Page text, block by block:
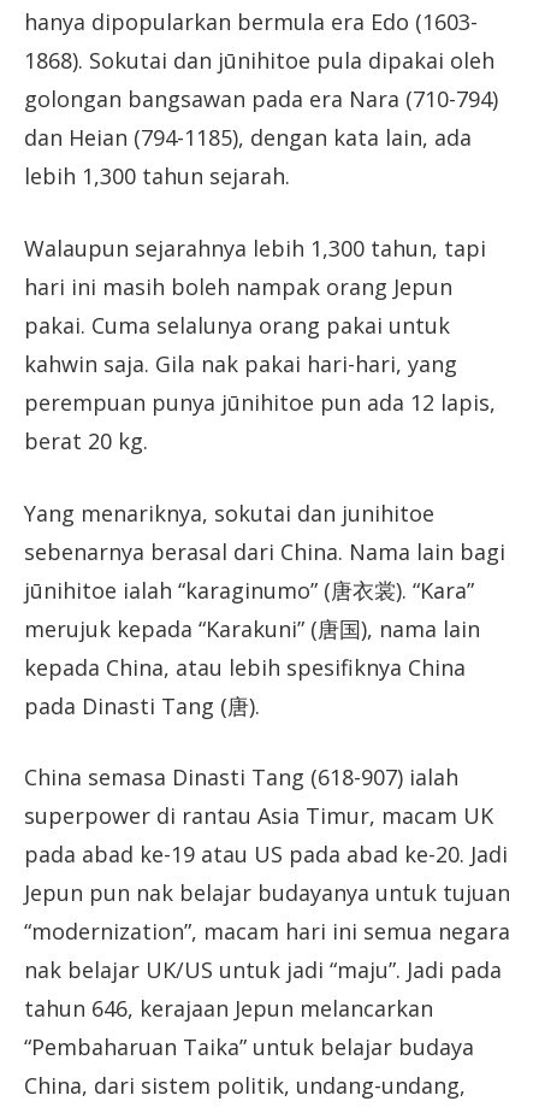
hanya dipopularkan bermula era Edo (1603-
1868). Sokutai dan jūnihitoe pula dipakai oleh
golongan bangsawan pada era Nara (710-794)
dan Heian (794-1185), dengan kata lain, ada
lebih 1,300 tahun sejarah.
Walaupun sejarahnya lebih 1,300 tahun, tapi
hari ini masih boleh nampak orang Jepun
pakai. Cuma selalunya orang pakai untuk
kahwin saja. Gila nak pakai hari-hari, yang
perempuan punya jūnihitoe pun ada 12 lapis,
berat 20 kg.
Yang menariknya, sokutai dan junihitoe
sebenarnya berasal dari China. Nama lain bagi
jūnihitoe ialah “karaginumo” (唐衣裳). “Kara”
merujuk kepada “Karakuni” (唐国), nama lain
kepada China, atau lebih spesifiknya China
pada Dinasti Tang (唐).
China semasa Dinasti Tang (618-907) ialah
superpower di rantau Asia Timur, macam UK
pada abad ke-19 atau US pada abad ke-20. Jadi
Jepun pun nak belajar budayanya untuk tujuan
“modernization”, macam hari ini semua negara
nak belajar UK/US untuk jadi “maju”. Jadi pada
tahun 646, kerajaan Jepun melancarkan
“Pembaharuan Taika” untuk belajar budaya
China, dari sistem politik, undang-undang,